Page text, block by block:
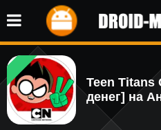
Teen Titans
денег] на